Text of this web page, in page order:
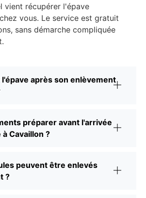
vient récupérer l'épave
vous. Le service est gratuit
sans démarche compliquée
après son enlèvement
préparer avant l'arrivée
Cavaillon ?
peuvent être enlevés
?